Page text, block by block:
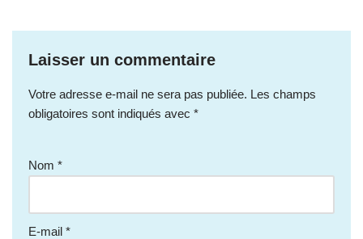
Laisser un commentaire
Votre adresse e-mail ne sera pas publiée. Les champs
obligatoires sont indiqués avec *
Nom *
E-mail *